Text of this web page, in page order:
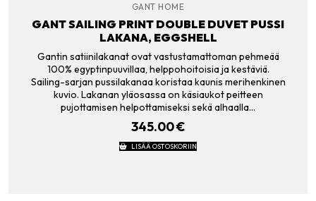
GANT HOME
GANT SAILING PRINT DOUBLE DUVET PUSSI
LAKANA, EGGSHELL
Gantin satiinilakanat ovat vastustamattoman pehmeää
100% egyptinpuuvillaa, helppohoitoisia ja kestäviä.
Sailing-sarjan pussilakanaa koristaa kaunis merihenkinen
kuvio. Lakanan yläosassa on käsiaukot peitteen
pujottamisen helpottamiseksi sekä alhaalla…
345.00€
LISÄÄ OSTOSKORIIN